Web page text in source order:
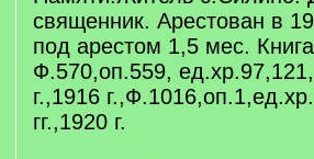
священник. Арестован в
под арестом 1,5 мес.
Ф.570,оп.559,
г.,1916
гг.,1920 г.